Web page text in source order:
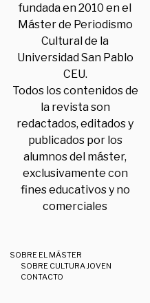
fundada en 2010 en el
Máster de Periodismo
Cultural de la
Universidad San Pablo
CEU.
Todos los contenidos de
la revista son
redactados, editados y
publicados por los
alumnos del máster,
exclusivamente con
fines educativos y no
comerciales
SOBRE EL MÁSTER
SOBRE CULTURA JOVEN
CONTACTO